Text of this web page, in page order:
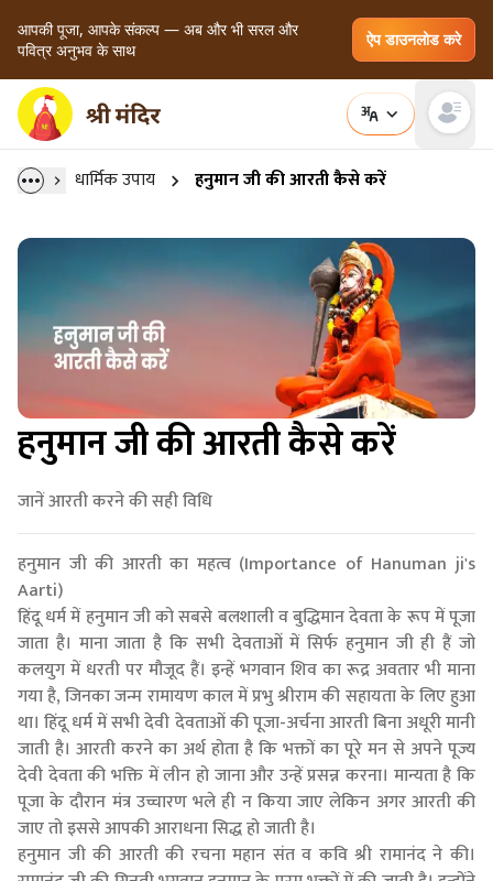
आपकी पूजा, आपके संकल्प — अब और भी सरल और
पवित्र अनुभव के साथ
ऐप डाउनलोड करे
Open
धार्मिक उपाय हनुमान जी की आरती कैसे करें
हनुमान जी की आरती कैसे करें
जानें आरती करने की सही विधि
हनुमान जी की आरती का महत्व (Importance of Hanuman ji's
Aarti)
हिंदू धर्म में हनुमान जी को सबसे बलशाली व बुद्धिमान देवता के रूप में पूजा
जाता है। माना जाता है कि सभी देवताओं में सिर्फ हनुमान जी ही हैं जो
कलयुग में धरती पर मौजूद हैं। इन्हें भगवान शिव का रूद्र अवतार भी माना
गया है, जिनका जन्म रामायण काल में प्रभु श्रीराम की सहायता के लिए हुआ
था। हिंदू धर्म में सभी देवी देवताओं की पूजा-अर्चना आरती बिना अधूरी मानी
जाती है। आरती करने का अर्थ होता है कि भक्तों का पूरे मन से अपने पूज्य
देवी देवता की भक्ति में लीन हो जाना और उन्हें प्रसन्न करना। मान्यता है कि
पूजा के दौरान मंत्र उच्चारण भले ही न किया जाए लेकिन अगर आरती की
जाए तो इससे आपकी आराधना सिद्ध हो जाती है।
हनुमान जी की आरती की रचना महान संत व कवि श्री रामानंद ने की।